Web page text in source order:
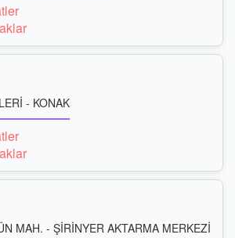
- KONAK
MAH. - ŞİRİNYER AKTARMA MERKEZİ